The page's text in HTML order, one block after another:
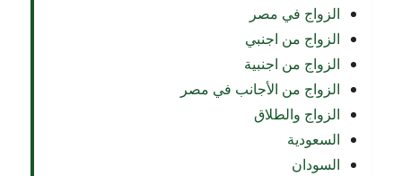
الزواج في مصر
الزواج من اجنبي
الزواج من اجنبية
الزواج من الأجانب في مصر
الزواج والطلاق
السعودية
السودان